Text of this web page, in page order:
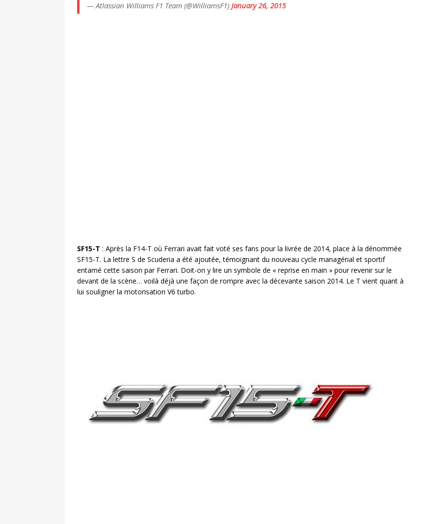
— Atlassian Williams F1 Team (@WilliamsF1) January 26, 2015
SF15-T : Après la F14-T où Ferrari avait fait voté ses fans pour la livrée de 2014, place à la dénommée
SF15-T. La lettre S de Scuderia a été ajoutée, témoignant du nouveau cycle managérial et sportif
entamé cette saison par Ferrari. Doit-on y lire un symbole de « reprise en main » pour revenir sur le
devant de la scène… voilà déjà une façon de rompre avec la décevante saison 2014. Le T vient quant à
lui souligner la motorisation V6 turbo.